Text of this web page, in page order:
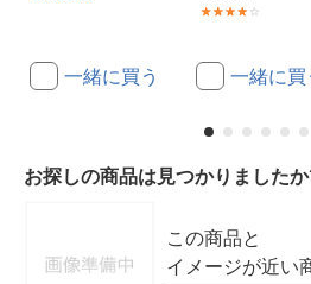
一緒に買う 一緒に買
お探しの商品は見つかりました
この商品と
イメージが近い